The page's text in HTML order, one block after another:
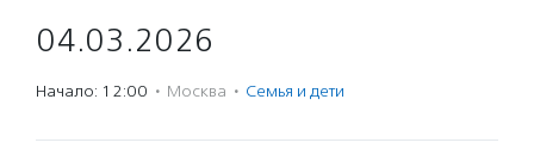
04.03.2026
Начало: 12:00 · Москва · Семья и дети